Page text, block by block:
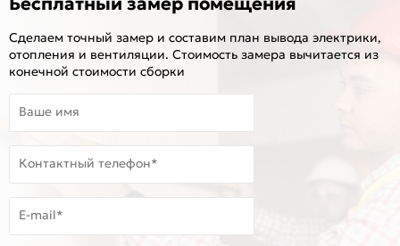
Сделаем точный замер и составим план вывода электрики,
отопления и вентиляции. Стоимость замера вычитается из
конечной стоимости сборки
Ваше имя
Контактный телефон*
E-mail*